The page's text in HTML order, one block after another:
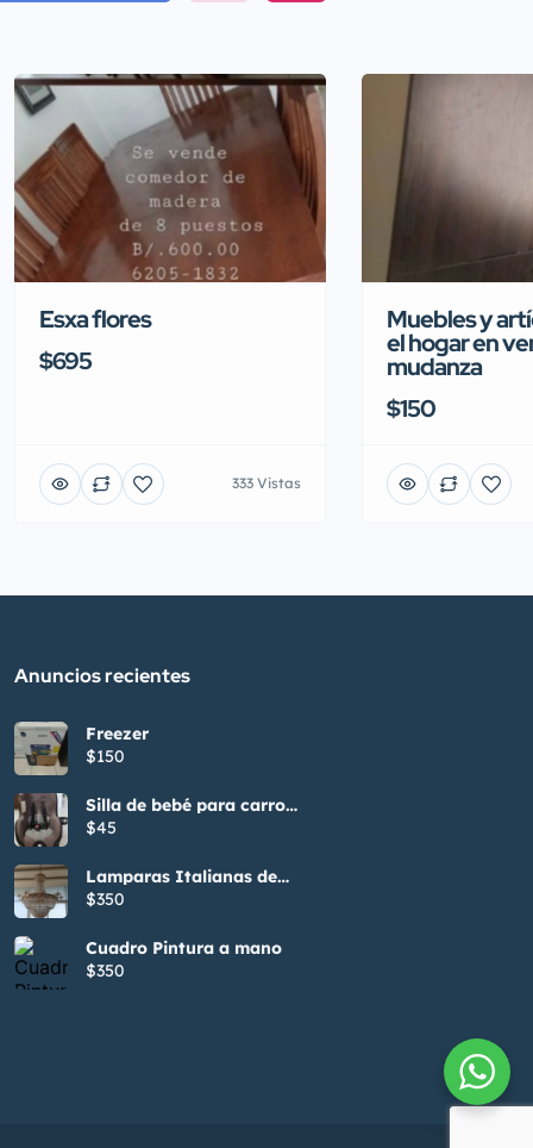
Esxa flores
$695
333 Vistas
Muebles y
el hogar en
mudanza
$150
Anuncios recientes
Freezer
$150
Silla de bebé para carro
Evenflo
$45
Lamparas Italianas de
comedor
$350
Cuadro Pintura a mano
$350